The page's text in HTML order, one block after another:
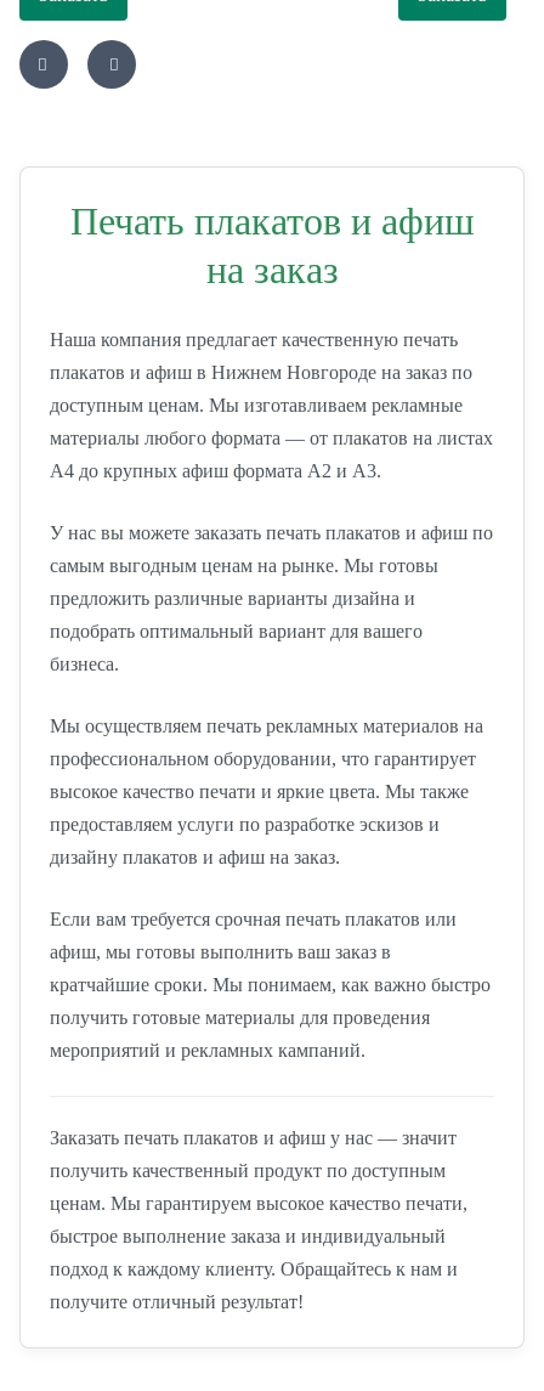
Печать плакатов и афиш
на заказ
Наша компания предлагает качественную печать
плакатов и афиш в Нижнем Новгороде на заказ по
доступным ценам. Мы изготавливаем рекламные
материалы любого формата — от плакатов на листах
А4 до крупных афиш формата А2 и А3.
У нас вы можете заказать печать плакатов и афиш по
самым выгодным ценам на рынке. Мы готовы
предложить различные варианты дизайна и
подобрать оптимальный вариант для вашего
бизнеса.
Мы осуществляем печать рекламных материалов на
профессиональном оборудовании, что гарантирует
высокое качество печати и яркие цвета. Мы также
предоставляем услуги по разработке эскизов и
дизайну плакатов и афиш на заказ.
Если вам требуется срочная печать плакатов или
афиш, мы готовы выполнить ваш заказ в
кратчайшие сроки. Мы понимаем, как важно быстро
получить готовые материалы для проведения
мероприятий и рекламных кампаний.
Заказать печать плакатов и афиш у нас — значит
получить качественный продукт по доступным
ценам. Мы гарантируем высокое качество печати,
быстрое выполнение заказа и индивидуальный
подход к каждому клиенту. Обращайтесь к нам и
получите отличный результат!